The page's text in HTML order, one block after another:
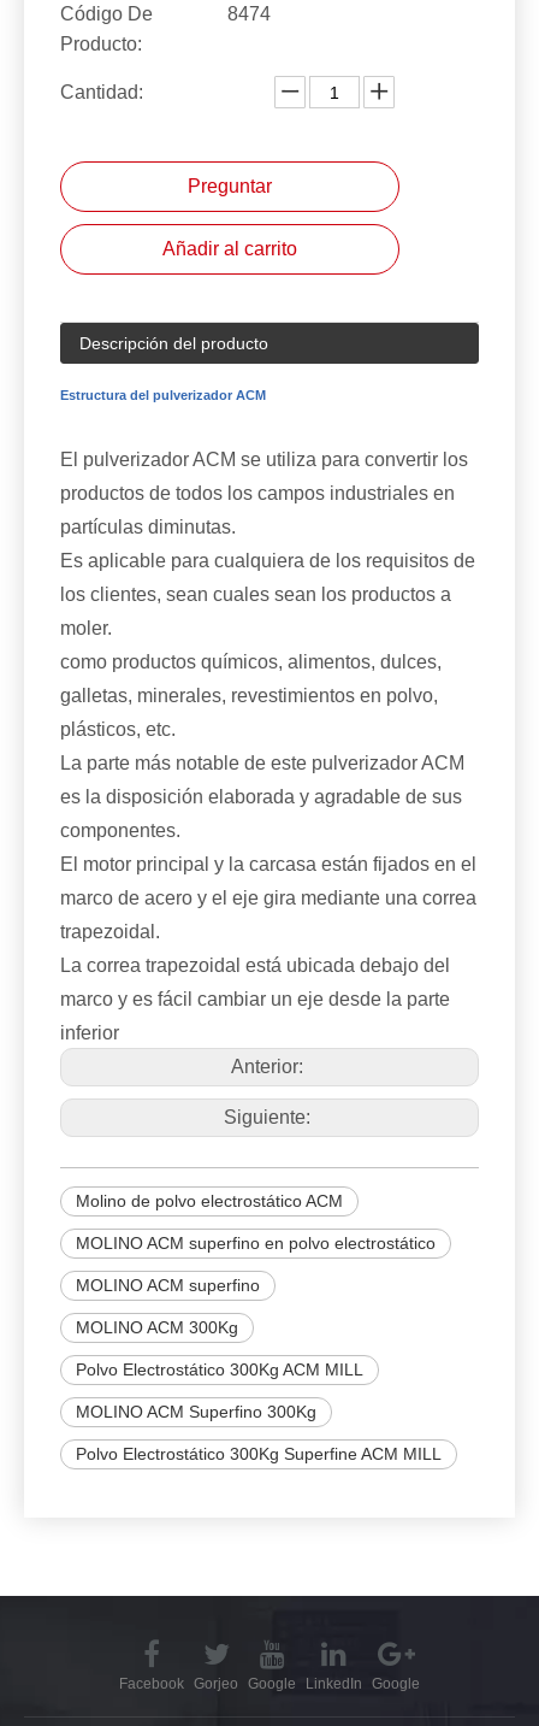
Código De
Producto:
8474
Cantidad:
Preguntar
Añadir al carrito
Descripción del producto
Estructura del pulverizador ACM
El pulverizador ACM se utiliza para convertir los
productos de todos los campos industriales en
partículas diminutas.
Es aplicable para cualquiera de los requisitos de
los clientes, sean cuales sean los productos a
moler.
como productos químicos, alimentos, dulces,
galletas, minerales, revestimientos en polvo,
plásticos, etc.
La parte más notable de este pulverizador ACM
es la disposición elaborada y agradable de sus
componentes.
El motor principal y la carcasa están fijados en el
marco de acero y el eje gira mediante una correa
trapezoidal.
La correa trapezoidal está ubicada debajo del
marco y es fácil cambiar un eje desde la parte
inferior
Anterior:
Siguiente:
Molino de polvo electrostático ACM
MOLINO ACM superfino en polvo electrostático
MOLINO ACM superfino
MOLINO ACM 300Kg
Polvo Electrostático 300Kg ACM MILL
MOLINO ACM Superfino 300Kg
Polvo Electrostático 300Kg Superfine ACM MILL
Facebook Gorjeo Google LinkedIn Google